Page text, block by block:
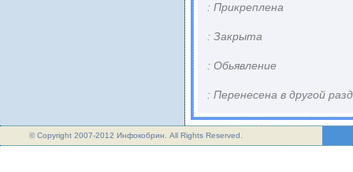
: Прикреплена
: Закрыта
: Обьявление
: Перенесена в другой
© Copyright 2007-2012 Инфокобрин. All Rights Reserved.